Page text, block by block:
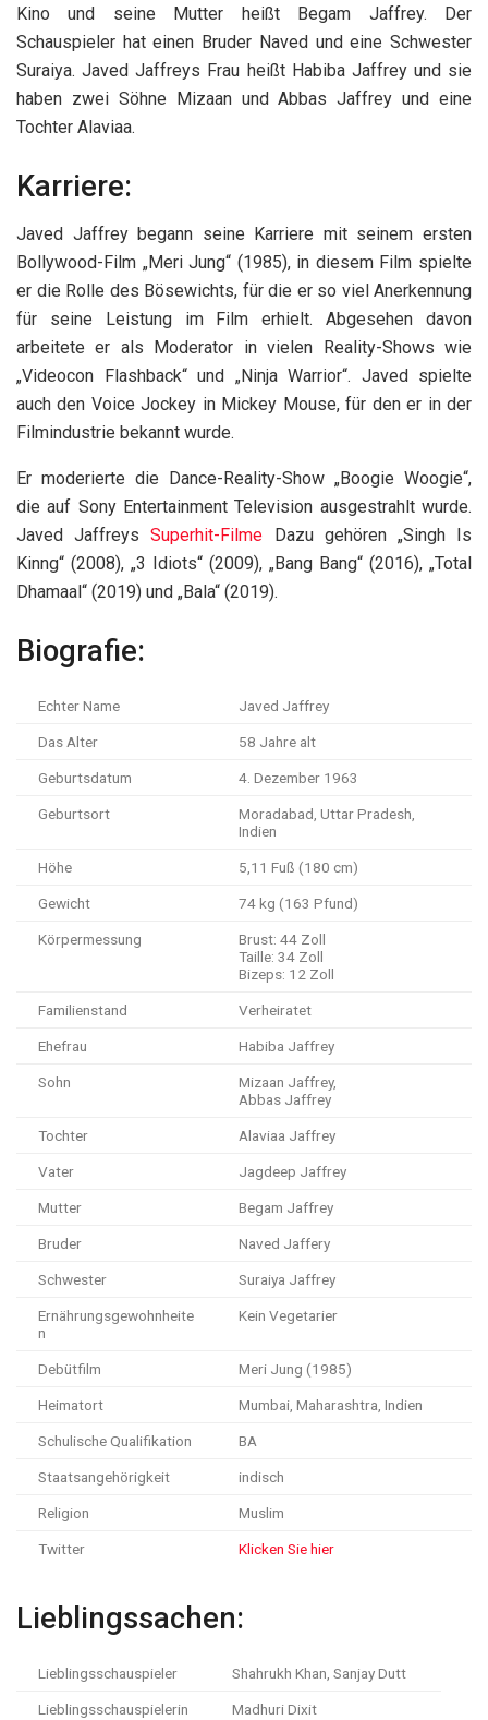
Kino und seine Mutter heißt Begam Jaffrey. Der
Schauspieler hat einen Bruder Naved und eine Schwester
Suraiya. Javed Jaffreys Frau heißt Habiba Jaffrey und sie
haben zwei Söhne Mizaan und Abbas Jaffrey und eine
Tochter Alaviaa.
Karriere:
Javed Jaffrey begann seine Karriere mit seinem ersten
Bollywood-Film „Meri Jung“ (1985), in diesem Film spielte
er die Rolle des Bösewichts, für die er so viel Anerkennung
für seine Leistung im Film erhielt. Abgesehen davon
arbeitete er als Moderator in vielen Reality-Shows wie
„Videocon Flashback“ und „Ninja Warrior“. Javed spielte
auch den Voice Jockey in Mickey Mouse, für den er in der
Filmindustrie bekannt wurde.
Er moderierte die Dance-Reality-Show „Boogie Woogie“,
die auf Sony Entertainment Television ausgestrahlt wurde.
Javed JaffreysSuperhit-Filme Dazu gehören „Singh Is
Kinng“ (2008), „3 Idiots“ (2009), „Bang Bang“ (2016), „Total
Dhamaal“ (2019) und „Bala“ (2019).
Biografie:
Echter Name Javed Jaffrey
Das Alter 58 Jahre alt
Geburtsdatum 4. Dezember 1963
Geburtsort
Moradabad, Uttar Pradesh,
Indien
Höhe 5,11 Fuß (180 cm)
Gewicht 74 kg (163 Pfund)
Körpermessung
Brust: 44 Zoll
Taille: 34 Zoll
Bizeps: 12 Zoll
Familienstand Verheiratet
Ehefrau Habiba Jaffrey
Sohn
Mizaan Jaffrey,
Abbas Jaffrey
Tochter Alaviaa Jaffrey
Vater Jagdeep Jaffrey
Mutter Begam Jaffrey
Bruder Naved Jaffery
Schwester Suraiya Jaffrey
Ernährungsgewohnheite
n
Kein Vegetarier
Debütfilm Meri Jung (1985)
Heimatort Mumbai, Maharashtra, Indien
Schulische Qualifikation BA
Staatsangehörigkeit indisch
Religion Muslim
Twitter Klicken Sie hier
Lieblingssachen:
Lieblingsschauspieler Shahrukh Khan, Sanjay Dutt
Lieblingsschauspielerin Madhuri Dixit